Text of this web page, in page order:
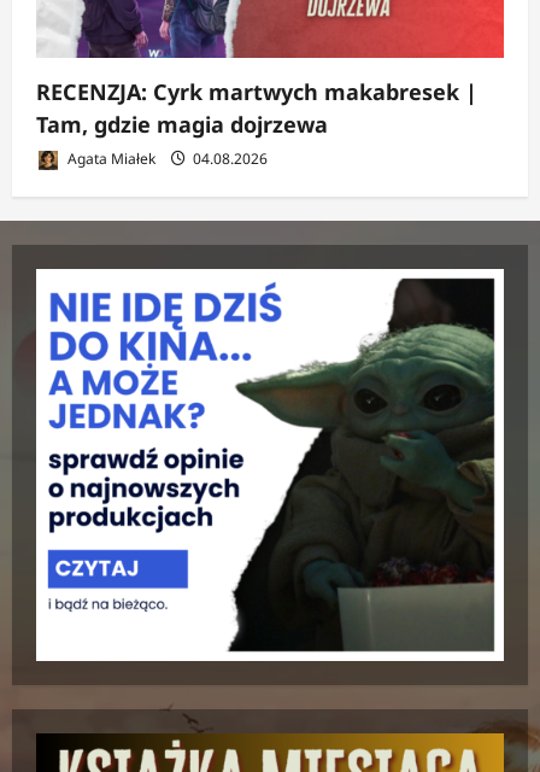
RECENZJA: Cyrk martwych makabresek |
Tam, gdzie magia dojrzewa
Agata Miałek 04.08.2026